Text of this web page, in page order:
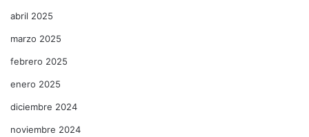
abril 2025
marzo 2025
febrero 2025
enero 2025
diciembre 2024
noviembre 2024